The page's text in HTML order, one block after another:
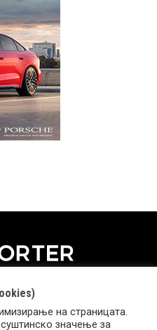
на страницата.
значење за